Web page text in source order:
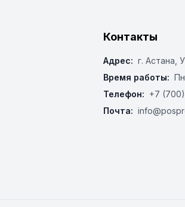
Контакты
Адрес: г. Астана,
Время работы:
Телефон: +7
Почта: